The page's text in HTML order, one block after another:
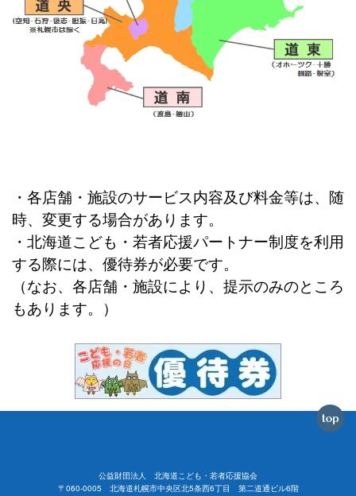
・各店舗・施設のサービス内容及び料金等は、随
時、変更する場合があります。
・北海道こども・若者応援パートナー制度を利用
する際には、優待券が必要です。
（なお、各店舗・施設により、提示のみのところ
もあります。）
公益財団法人 北海道こども・若者応援協会
〒060-0005 北海道札幌市中央区北5条西6丁目 第二道通ビル6階